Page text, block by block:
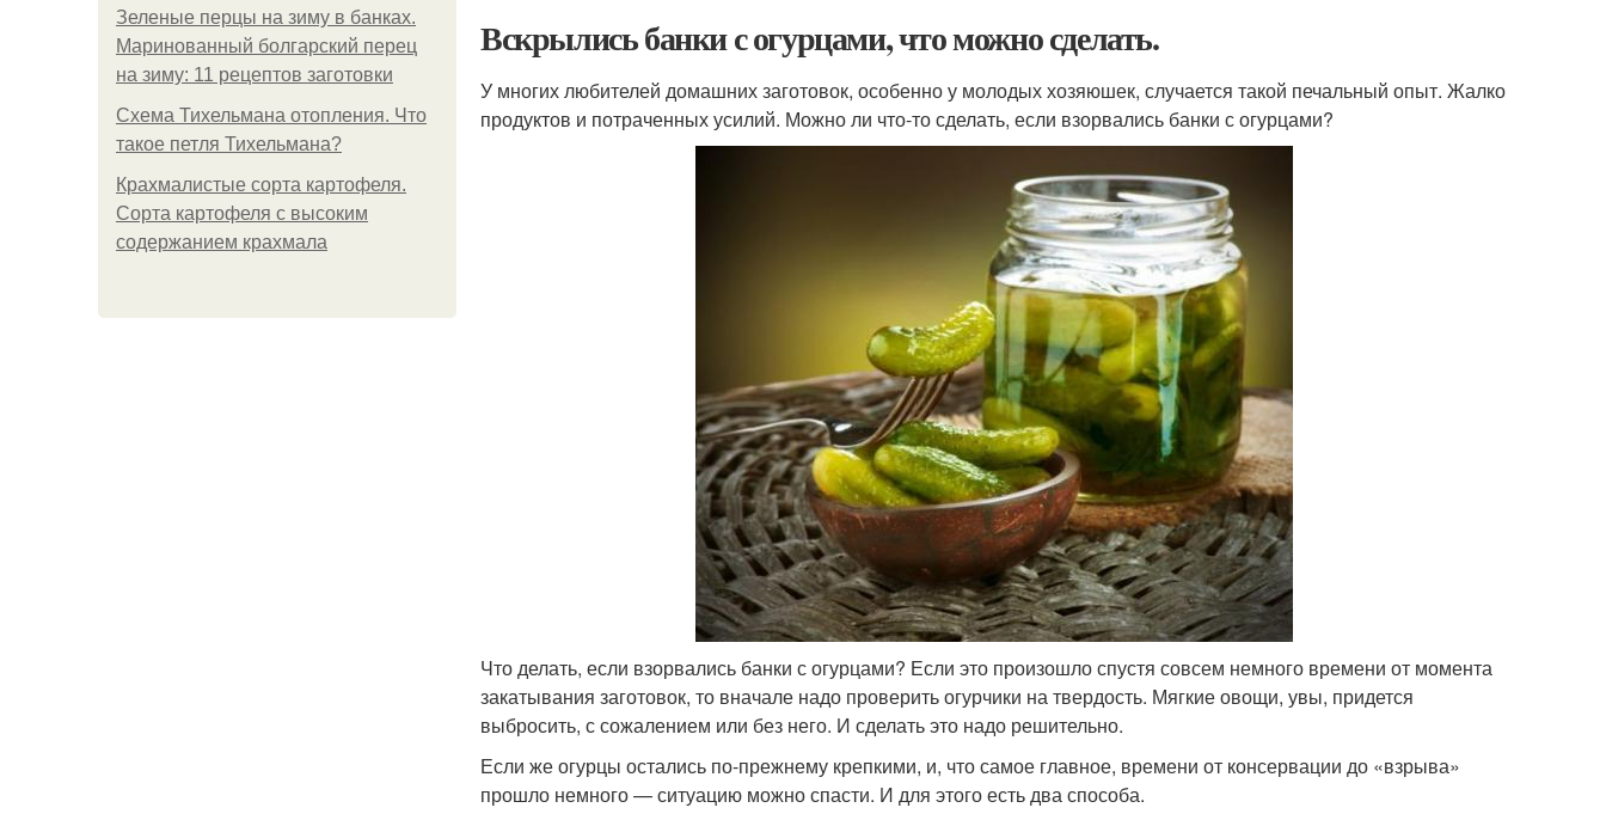
Зеленые перцы на зиму в банках.
Маринованный болгарский перец
на зиму: 11 рецептов заготовки
Схема Тихельмана отопления. Что
такое петля Тихельмана?
Крахмалистые сорта картофеля.
Сорта картофеля с высоким
содержанием крахмала
Вскрылись банки с огурцами, что можно сделать.
У многих любителей домашних заготовок, особенно у молодых хозяюшек, случается такой печальный опыт. Жалко
продуктов и потраченных усилий. Можно ли что-то сделать, если взорвались банки с огурцами?
Что делать, если взорвались банки с огурцами? Если это произошло спустя совсем немного времени от момента
закатывания заготовок, то вначале надо проверить огурчики на твердость. Мягкие овощи, увы, придется
выбросить, с сожалением или без него. И сделать это надо решительно.
Если же огурцы остались по-прежнему крепкими, и, что самое главное, времени от консервации до «взрыва»
прошло немного — ситуацию можно спасти. И для этого есть два способа.